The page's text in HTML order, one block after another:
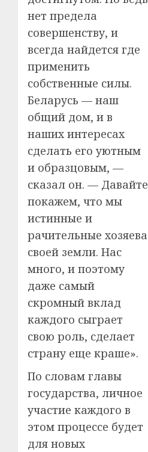
нет предела
совершенству, и
всегда найдется где
применить
собственные силы.
Беларусь — наш
общий дом, и в
наших интересах
сделать его уютным
и образцовым, —
сказал он. — Давайте
покажем, что мы
истинные и
рачительные хозяева
своей земли. Нас
много, и поэтому
даже самый
скромный вклад
каждого сыграет
свою роль, сделает
страну еще краше».
По словам главы
государства, личное
участие каждого в
этом процессе будет
для новых